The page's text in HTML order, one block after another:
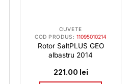
CUVETE
COD PRODUS: 11095010214
Rotor SaltPLUS GEO
albastru 2014
221.00 lei